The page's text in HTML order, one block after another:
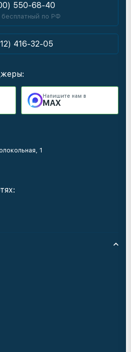
550-68-40
бесплатный по РФ
416-32-05
Напишите нам в
MAX
1